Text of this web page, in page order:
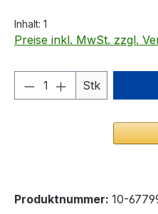
Inhalt: 1
Preise inkl. MwSt. zzgl.
Produkt Anzahl:
Stk
Produktnummer: 10-